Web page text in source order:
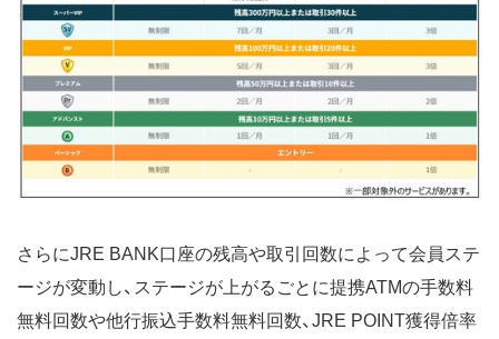
さらにJRE BANK口座の残高や取引回数によって会員ステ
ージが変動し、ステージが上がるごとに提携ATMの手数料
無料回数や他行振込手数料無料回数、JRE POINT獲得倍率